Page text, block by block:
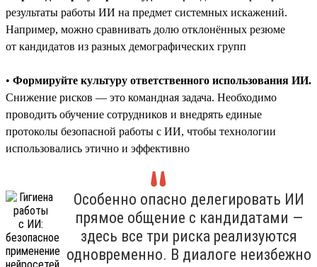
результаты работы ИИ на предмет системных искажений.
Например, можно сравнивать долю отклонённых резюме
от кандидатов из разных демографических групп
• Формируйте культуру ответственного использования ИИ.
Снижение рисков — это командная задача. Необходимо
проводить обучение сотрудников и внедрять единые
протоколы безопасной работы с ИИ, чтобы технологии
использовались этично и эффективно
Особенно опасно делегировать ИИ
прямое общение с кандидатами —
здесь все три риска реализуются
одновременно. В диалоге неизбежно